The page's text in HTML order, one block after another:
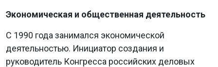
Экономическая и общественная деятельность
С 1990 года занимался экономической
деятельностью. Инициатор создания и
руководитель Конгресса российских деловых